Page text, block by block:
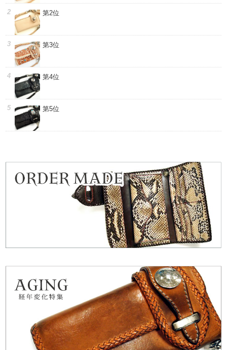
第2位
第3位
第4位
第5位